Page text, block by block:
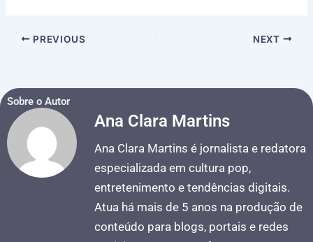
PREVIOUS NEXT
Sobre o Autor
Ana Clara Martins
Ana Clara Martins é jornalista e redatora
especializada em cultura pop,
entretenimento e tendências digitais.
Atua há mais de 5 anos na produção de
conteúdo para blogs, portais e redes